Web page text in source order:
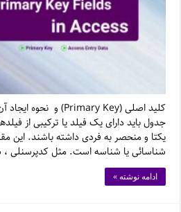
جدول باید دارای یک فیلد یا ترکیبی از
یکتا و منحصر به فردی داشته باشند. این
شناسائی یا شناسه است. مثل کدپرسنلی
ادامه نوشته »